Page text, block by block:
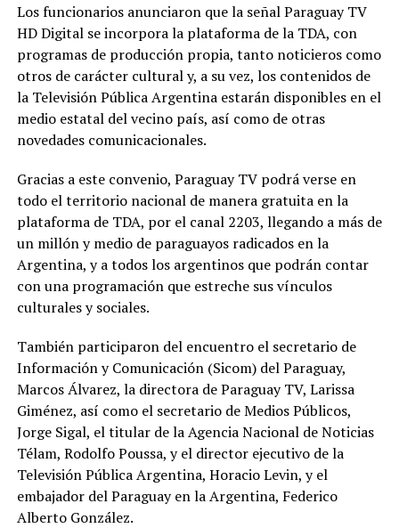
Los funcionarios anunciaron que la señal Paraguay TV
HD Digital se incorpora la plataforma de la TDA, con
programas de producción propia, tanto noticieros como
otros de carácter cultural y, a su vez, los contenidos de
la Televisión Pública Argentina estarán disponibles en el
medio estatal del vecino país, así como de otras
novedades comunicacionales.
Gracias a este convenio, Paraguay TV podrá verse en
todo el territorio nacional de manera gratuita en la
plataforma de TDA, por el canal 2203, llegando a más de
un millón y medio de paraguayos radicados en la
Argentina, y a todos los argentinos que podrán contar
con una programación que estreche sus vínculos
culturales y sociales.
También participaron del encuentro el secretario de
Información y Comunicación (Sicom) del Paraguay,
Marcos Álvarez, la directora de Paraguay TV, Larissa
Giménez, así como el secretario de Medios Públicos,
Jorge Sigal, el titular de la Agencia Nacional de Noticias
Télam, Rodolfo Poussa, y el director ejecutivo de la
Televisión Pública Argentina, Horacio Levin, y el
embajador del Paraguay en la Argentina, Federico
Alberto González.